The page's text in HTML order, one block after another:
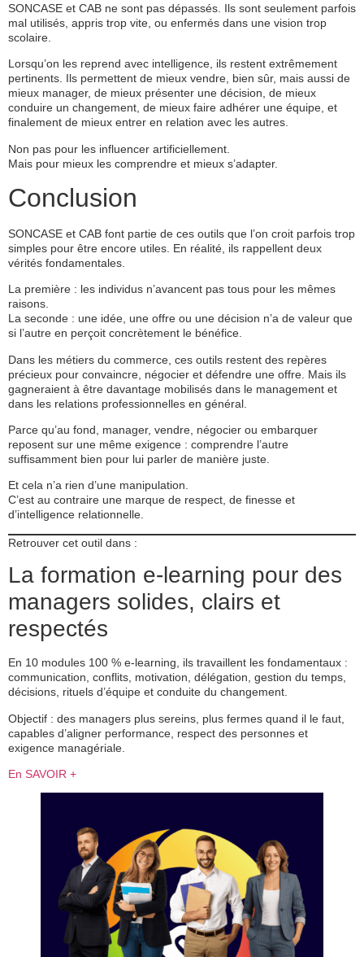
SONCASE et CAB ne sont pas dépassés. Ils sont seulement parfois
mal utilisés, appris trop vite, ou enfermés dans une vision trop
scolaire.
Lorsqu’on les reprend avec intelligence, ils restent extrêmement
pertinents. Ils permettent de mieux vendre, bien sûr, mais aussi de
mieux manager, de mieux présenter une décision, de mieux
conduire un changement, de mieux faire adhérer une équipe, et
finalement de mieux entrer en relation avec les autres.
Non pas pour les influencer artificiellement.
Mais pour mieux les comprendre et mieux s’adapter.
Conclusion
SONCASE et CAB font partie de ces outils que l’on croit parfois trop
simples pour être encore utiles. En réalité, ils rappellent deux
vérités fondamentales.
La première : les individus n’avancent pas tous pour les mêmes
raisons.
La seconde : une idée, une offre ou une décision n’a de valeur que
si l’autre en perçoit concrètement le bénéfice.
Dans les métiers du commerce, ces outils restent des repères
précieux pour convaincre, négocier et défendre une offre. Mais ils
gagneraient à être davantage mobilisés dans le management et
dans les relations professionnelles en général.
Parce qu’au fond, manager, vendre, négocier ou embarquer
reposent sur une même exigence : comprendre l’autre
suffisamment bien pour lui parler de manière juste.
Et cela n’a rien d’une manipulation.
C’est au contraire une marque de respect, de finesse et
d’intelligence relationnelle.
Retrouver cet outil dans :
La formation e-learning pour des
managers solides, clairs et
respectés
En 10 modules 100 % e-learning, ils travaillent les fondamentaux :
communication, conflits, motivation, délégation, gestion du temps,
décisions, rituels d’équipe et conduite du changement.
Objectif : des managers plus sereins, plus fermes quand il le faut,
capables d’aligner performance, respect des personnes et
exigence managériale.
En SAVOIR +